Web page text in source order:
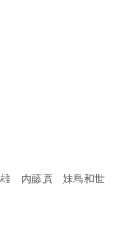
内藤廣 妹島和世